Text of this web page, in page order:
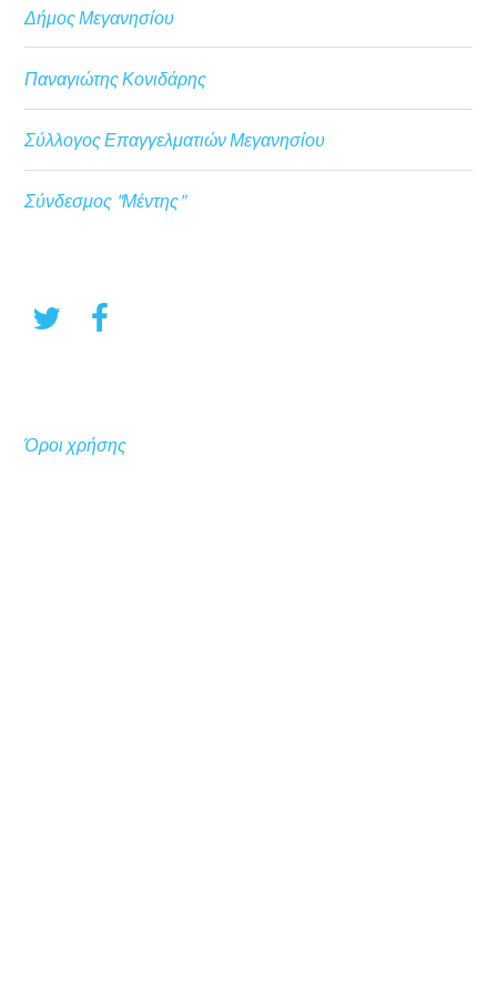
Δήμος Μεγανησίου
Παναγιώτης Κονιδάρης
Σύλλογος Επαγγελματιών Μεγανησίου
Σύνδεσμος "Μέντης"
Όροι χρήσης